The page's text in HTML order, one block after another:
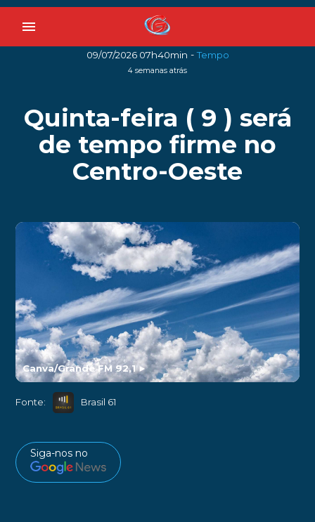
menu
09/07/2026 07h40min -Tempo
4 semanas atrás
Quinta-feira ( 9 ) será
de tempo firme no
Centro-Oeste
Canva/Grande FM 92,1►
Fonte: Brasil 61
Siga-nos no